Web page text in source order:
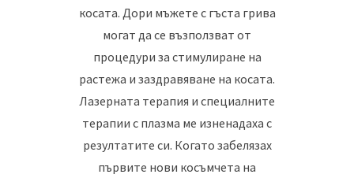
косата. Дори мъжете с гъста грива
могат да се възползват от
процедури за стимулиране на
растежа и заздравяване на косата.
Лазерната терапия и специалните
терапии с плазма ме изненадаха с
резултатите си. Когато забелязах
първите нови косъмчета на